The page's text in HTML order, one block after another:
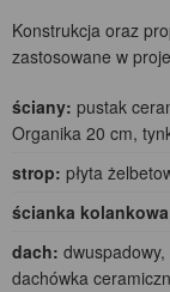
Konstrukcja oraz
zastosowane w
ściany: pustak
Organika 20 cm,
strop: płyta
ścianka
dach:
dachówka